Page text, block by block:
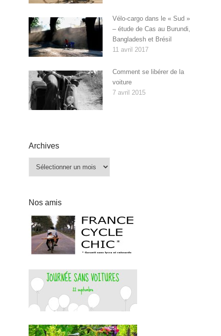
Vélo-cargo dans le « Sud »
– étude de Cas au Burundi,
Bangladesh et Brésil
11 avril 2017
Comment se libérer de la
voiture
7 avril 2015
Archives
Archives
Nos amis